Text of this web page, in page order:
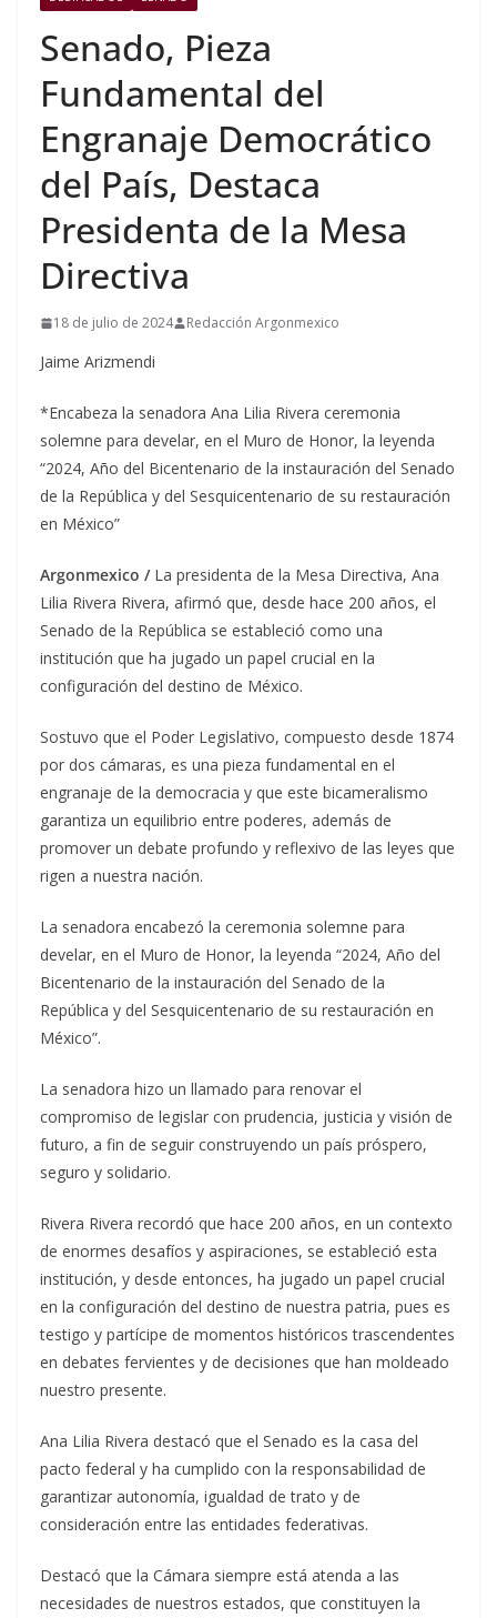
Senado, Pieza
Fundamental del
Engranaje Democrático
del País, Destaca
Presidenta de la Mesa
Directiva
18 de julio de 2024 Redacción Argonmexico
Jaime Arizmendi
*Encabeza la senadora Ana Lilia Rivera ceremonia
solemne para develar, en el Muro de Honor, la leyenda
“2024, Año del Bicentenario de la instauración del Senado
de la República y del Sesquicentenario de su restauración
en México”
Argonmexico / La presidenta de la Mesa Directiva, Ana
Lilia Rivera Rivera, afirmó que, desde hace 200 años, el
Senado de la República se estableció como una
institución que ha jugado un papel crucial en la
configuración del destino de México.
Sostuvo que el Poder Legislativo, compuesto desde 1874
por dos cámaras, es una pieza fundamental en el
engranaje de la democracia y que este bicameralismo
garantiza un equilibrio entre poderes, además de
promover un debate profundo y reflexivo de las leyes que
rigen a nuestra nación.
La senadora encabezó la ceremonia solemne para
develar, en el Muro de Honor, la leyenda “2024, Año del
Bicentenario de la instauración del Senado de la
República y del Sesquicentenario de su restauración en
México”.
La senadora hizo un llamado para renovar el
compromiso de legislar con prudencia, justicia y visión de
futuro, a fin de seguir construyendo un país próspero,
seguro y solidario.
Rivera Rivera recordó que hace 200 años, en un contexto
de enormes desafíos y aspiraciones, se estableció esta
institución, y desde entonces, ha jugado un papel crucial
en la configuración del destino de nuestra patria, pues es
testigo y partícipe de momentos históricos trascendentes
en debates fervientes y de decisiones que han moldeado
nuestro presente.
Ana Lilia Rivera destacó que el Senado es la casa del
pacto federal y ha cumplido con la responsabilidad de
garantizar autonomía, igualdad de trato y de
consideración entre las entidades federativas.
Destacó que la Cámara siempre está atenda a las
necesidades de nuestros estados, que constituyen la